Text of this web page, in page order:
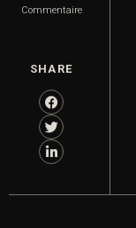
Commentaire
SHARE